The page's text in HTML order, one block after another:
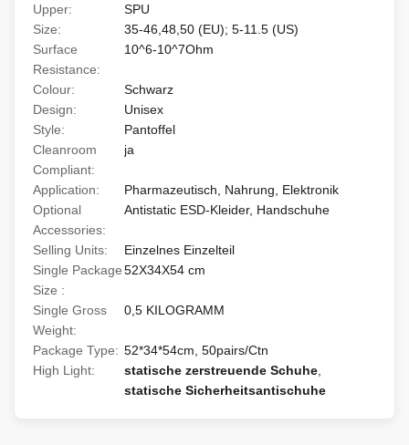
Upper:
SPU
Size:
35-46,48,50 (EU); 5-11.5 (US)
Surface
Resistance:
10^6-10^7Ohm
Colour:
Schwarz
Design:
Unisex
Style:
Pantoffel
Cleanroom
Compliant:
ja
Application:
Pharmazeutisch, Nahrung, Elektronik
Optional
Accessories:
Antistatic ESD-Kleider, Handschuhe
Selling Units:
Einzelnes Einzelteil
Single Package
Size :
52X34X54 cm
Single Gross
Weight:
0,5 KILOGRAMM
Package Type: 52*34*54cm, 50pairs/Ctn
High Light:
statische zerstreuende Schuhe
statische Sicherheitsantischuhe